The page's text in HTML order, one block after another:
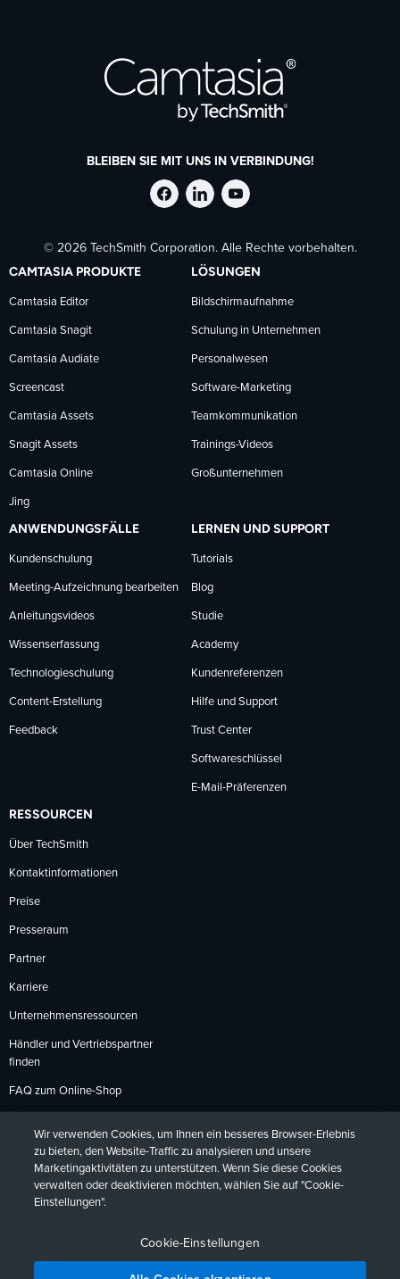
BLEIBEN SIE MIT UNS IN VERBINDUNG!
TechSmith
auf
Facebook
folgen
TechSmith
auf
LinkedIn
folgen
TechSmith
auf
YouTube
folgen
© 2026 TechSmith Corporation. Alle Rechte vorbehalten.
CAMTASIA PRODUKTE
Camtasia Editor
Camtasia Snagit
Camtasia Audiate
Screencast
Camtasia Assets
Snagit Assets
Camtasia Online
Jing
LÖSUNGEN
Bildschirmaufnahme
Schulung in Unternehmen
Personalwesen
Software-Marketing
Teamkommunikation
Trainings-Videos
Großunternehmen
ANWENDUNGSFÄLLE
Kundenschulung
Meeting-Aufzeichnung bearbeiten
Anleitungsvideos
Wissenserfassung
Technologieschulung
Content-Erstellung
Feedback
LERNEN UND SUPPORT
Tutorials
Blog
Studie
Academy
Kundenreferenzen
Hilfe und Support
Trust Center
Softwareschlüssel
E-Mail-Präferenzen
RESSOURCEN
Über TechSmith
Kontaktinformationen
Preise
Presseraum
Partner
Karriere
Unternehmensressourcen
Händler und Vertriebspartner
finden
FAQ zum Online-Shop
Rückgabebedingungen
DeutschFrançaisEspañol日本語
Wir verwenden Cookies, um Ihnen ein besseres Browser-Erlebnis
zu bieten, den Website-Traffic zu analysieren und unsere
Marketingaktivitäten zu unterstützen. Wenn Sie diese Cookies
verwalten oder deaktivieren möchten, wählen Sie auf "Cookie-
Einstellungen".
Cookie-Einstellungen